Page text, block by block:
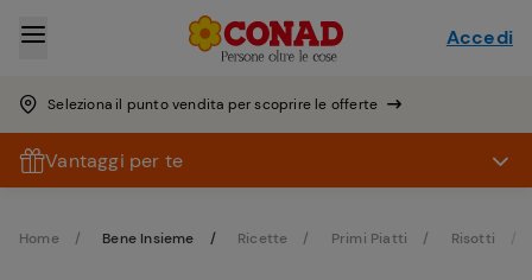
Seleziona il punto vendita per scoprire le offerte
Accedi
Vantaggi per te
Home Bene Insieme Ricette Primi Piatti Risotti